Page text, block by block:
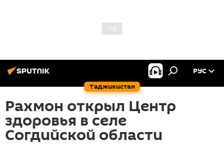
Таджикистан
РУС
Рахмон открыл Центр
здоровья в селе
Согдийской области